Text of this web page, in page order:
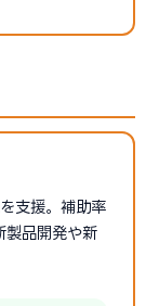
支援。補助率
品開発や新